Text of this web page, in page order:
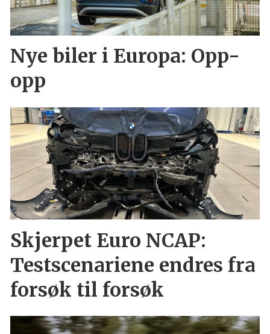
Nye biler i Europa: Opp-
opp
Skjerpet Euro NCAP:
Testscenariene endres fra
forsøk til forsøk